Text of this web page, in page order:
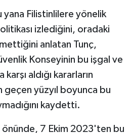
yana Filistinlilere yönelik
izlediğini, oradaki
anlatan Tunç,
Konseyinin bu işgal ve
aldığı kararların
geçen yüzyıl boyunca bu
kaydetti.
önünde, 7 Ekim 2023'ten bu